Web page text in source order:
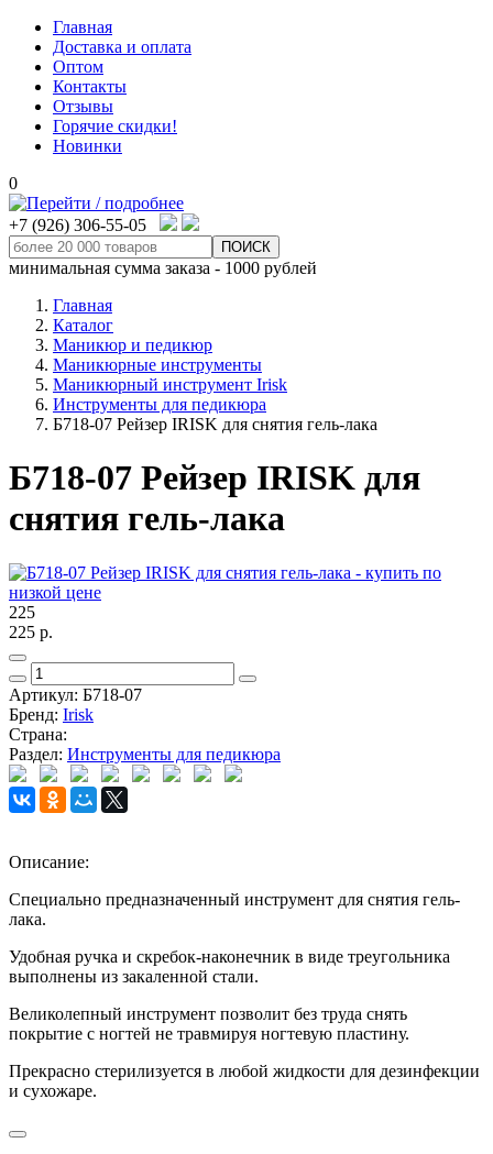
Главная
Доставка и оплата
Оптом
Контакты
Отзывы
Горячие скидки!
Новинки
0
+7 (926) 306-55-05
минимальная сумма заказа - 1000 рублей
Главная
Каталог
Маникюр и педикюр
Маникюрные инструменты
Маникюрный инструмент Irisk
Инструменты для педикюра
Б718-07 Рейзер IRISK для снятия гель-лака
Б718-07 Рейзер IRISK для
снятия гель-лака
225
225 р.
Артикул: Б718-07
Бренд: Irisk
Страна:
Раздел: Инструменты для педикюра
Описание:
Специально предназначенный инструмент для снятия гель-
лака.
Удобная ручка и скребок-наконечник в виде треугольника
выполнены из закаленной стали.
Великолепный инструмент позволит без труда снять
покрытие с ногтей не травмируя ногтевую пластину.
Прекрасно стерилизуется в любой жидкости для дезинфекции
и сухожаре.